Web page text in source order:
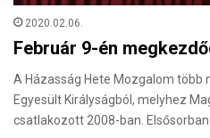
2020.02.06.
Február 9-én
A Házasság Hete Mozgalom több
Egyesült Királyságból, melyhez
csatlakozott 2008-ban. Elsősorban…